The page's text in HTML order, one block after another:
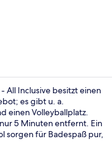
All Inclusive besitzt einen
es gibt u. a.
einen Volleyballplatz.
5 Minuten entfernt. Ein
sorgen für Badespaß pur,